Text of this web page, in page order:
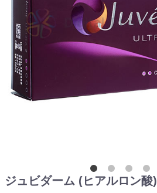
ジュビダーム (ヒアルロン酸)